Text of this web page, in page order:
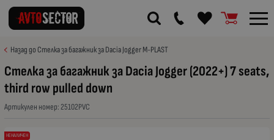
Назад до Стелка за багажник за Dacia Jogger M-PLAST
Стелка за багажник за Dacia Jogger (2022+) 7 seats,
third row pulled down
Артикулен номер:25102PVC
НЕНАЛИЧЕН